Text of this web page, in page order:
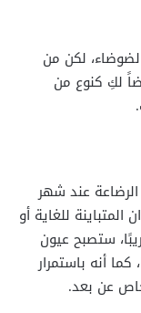
لكن من
لكِ كنوع من
عند شهر
للغاية أو
ستصبح عيون
أنه باستمرار
عن بعد.